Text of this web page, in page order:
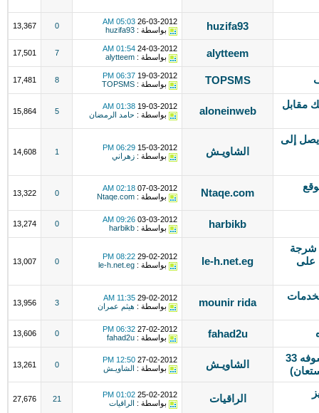
huzifa93
26-03-2012
05:03 AM
بواسطة : huzifa93
0
13,367
alytteem
24-03-2012
01:54 AM
بواسطة : alytteem
7
17,501
TOPSMS
19-03-2012
06:37 PM
بواسطة : TOPSMS
8
17,481
مقابل
aloneinweb
19-03-2012
01:38 AM
بواسطة : حامد الرمضان 5
15,864
إلى
الشاويـش
15-03-2012
06:29 PM
بواسطة : زهراني 1
14,608
من موقع
Ntaqe.com
07-03-2012
02:18 AM
بواسطة : Ntaqe.com
0
13,322
harbikb
03-03-2012
09:26 AM
بواسطة : harbikb
0
13,274
من شرجة
على
le-h.net.eg
29-02-2012
08:22 PM
بواسطة : le-h.net.eg
0
13,007
mounir rida
29-02-2012
11:35 AM
بواسطة : هيثم عمران 3
13,956
fahad2u
27-02-2012
06:32 PM
بواسطة : fahad2u
0
13,606
الآن احجز نطاقك بأقل سعر ممكن تشوفه 33
الشاويـش 27-02-2012
12:50 PM
بواسطة :
الشاويـش 0
13,261
الراقيات 25-02-2012
01:02 PM
بواسطة :
الراقيات 21
27,676